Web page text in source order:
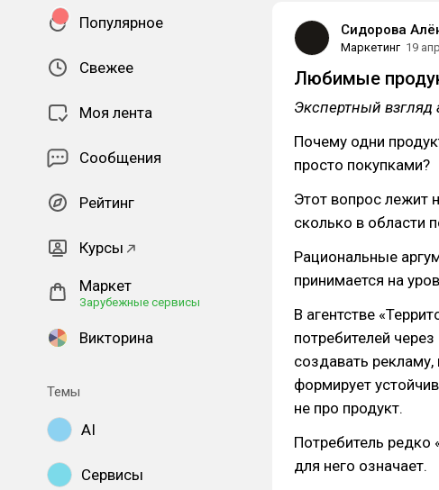
Популярное
Свежее
Моя лента
Сообщения
Рейтинг
Курсы
Маркет
Зарубежные сервисы
Викторина
Темы
AI
Сервисы
Сидорова
Маркетинг 19 апр
Любимые
Экспертный взгляд
Почему одни
просто покупками?
Этот вопрос лежит
сколько в области
Рациональные
принимается на
В агентстве
потребителей
создавать рекламу,
формирует
не про продукт.
Потребитель редко
для него означает.